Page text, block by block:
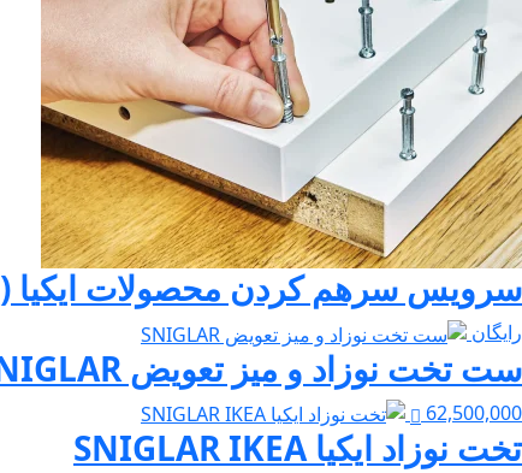
سرویس سرهم کردن محصولات ایکیا (assemble) فقط در تهران
رایگان
ست تخت نوزاد و میز تعویض SNIGLAR
62,500,000
تخت نوزاد ایکیا SNIGLAR IKEA